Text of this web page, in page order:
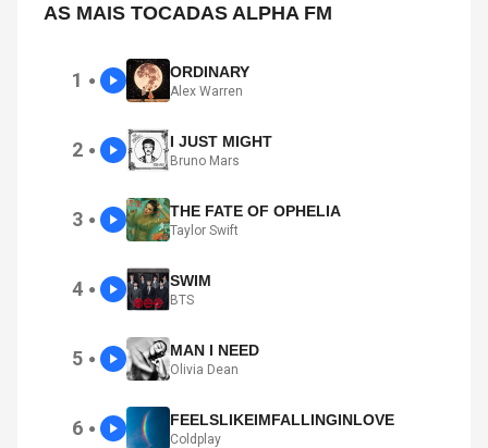
AS MAIS TOCADAS ALPHA FM
1 ● ORDINARY
Alex Warren
2 ● I JUST MIGHT
Bruno Mars
3 ● THE FATE OF OPHELIA
Taylor Swift
4 ● SWIM
BTS
5 ● MAN I NEED
Olivia Dean
6 ● FEELSLIKEIMFALLINGINLOVE
Coldplay